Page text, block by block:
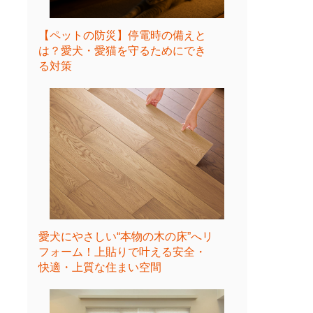
【ペットの防災】停電時の備えと
は？愛犬・愛猫を守るためにでき
る対策
愛犬にやさしい“本物の木の床”へリ
フォーム！上貼りで叶える安全・
快適・上質な住まい空間